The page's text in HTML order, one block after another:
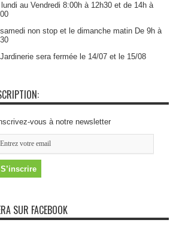
lundi au Vendredi 8:00h à 12h30 et de 14h à
non stop et le dimanche matin De 9h à
sera fermée le 14/07 et le 15/08
vous à notre newsletter
SUR FACEBOOK